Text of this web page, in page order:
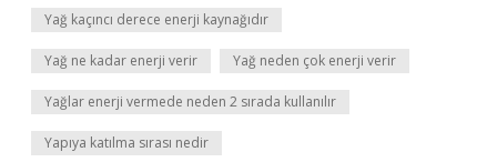
Yağ kaçıncı derece enerji kaynağıdır
Yağ ne kadar enerji verir Yağ neden çok enerji verir
Yağlar enerji vermede neden 2 sırada kullanılır
Yapıya katılma sırası nedir